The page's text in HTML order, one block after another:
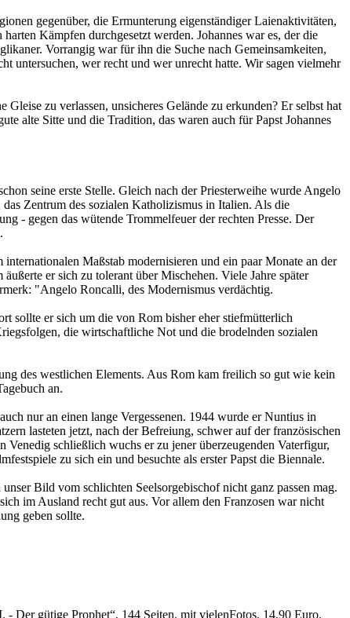
gegenüber, die Ermunterung eigenständiger Laienaktivitäten,
Kämpfen durchgesetzt werden. Johannes war es, der die
Vorrangig war für ihn die Suche nach Gemeinsamkeiten,
untersuchen, wer recht und wer unrecht hatte. Wir sagen vielmehr
zu verlassen, unsicheres Gelände zu erkunden? Er selbst hat
alte Sitte und die Tradition, das waren auch für Papst Johannes
seine erste Stelle. Gleich nach der Priesterweihe wurde Angelo
Zentrum des sozialen Katholizismus in Italien. Als die
- gegen das wütende Trommelfeuer der rechten Presse. Der
Maßstab modernisieren und ein paar Monate an der
er sich zu tolerant über Mischehen. Viele Jahre später
"Angelo Roncalli, des Modernismus verdächtig.
sollte er sich um die von Rom bisher eher stiefmütterlich
die wirtschaftliche Not und die brodelnden sozialen
des westlichen Elements. Aus Rom kam freilich so gut wie kein
an.
nur an einen lange Vergessenen. 1944 wurde er Nuntius in
lasteten jetzt, nach der Befreiung, schwer auf der französischen
schließlich wuchs er zu jener überzeugenden Vaterfigur,
zu sich ein und besuchte als erster Papst die Biennale.
Bild vom schlichten Seelsorgebischof nicht ganz passen mag.
im Ausland recht gut aus. Vor allem den Franzosen war nicht
geben sollte.
Der gütige Prophet“, 144 Seiten, mit vielenFotos, 14,90 Euro.